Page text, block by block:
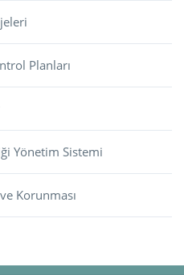
Planları
Yönetim Sistemi
Korunması